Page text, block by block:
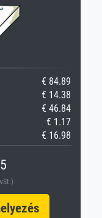
€ 84.89
€ 14.38
€ 46.84
€ 1.17
€ 16.98